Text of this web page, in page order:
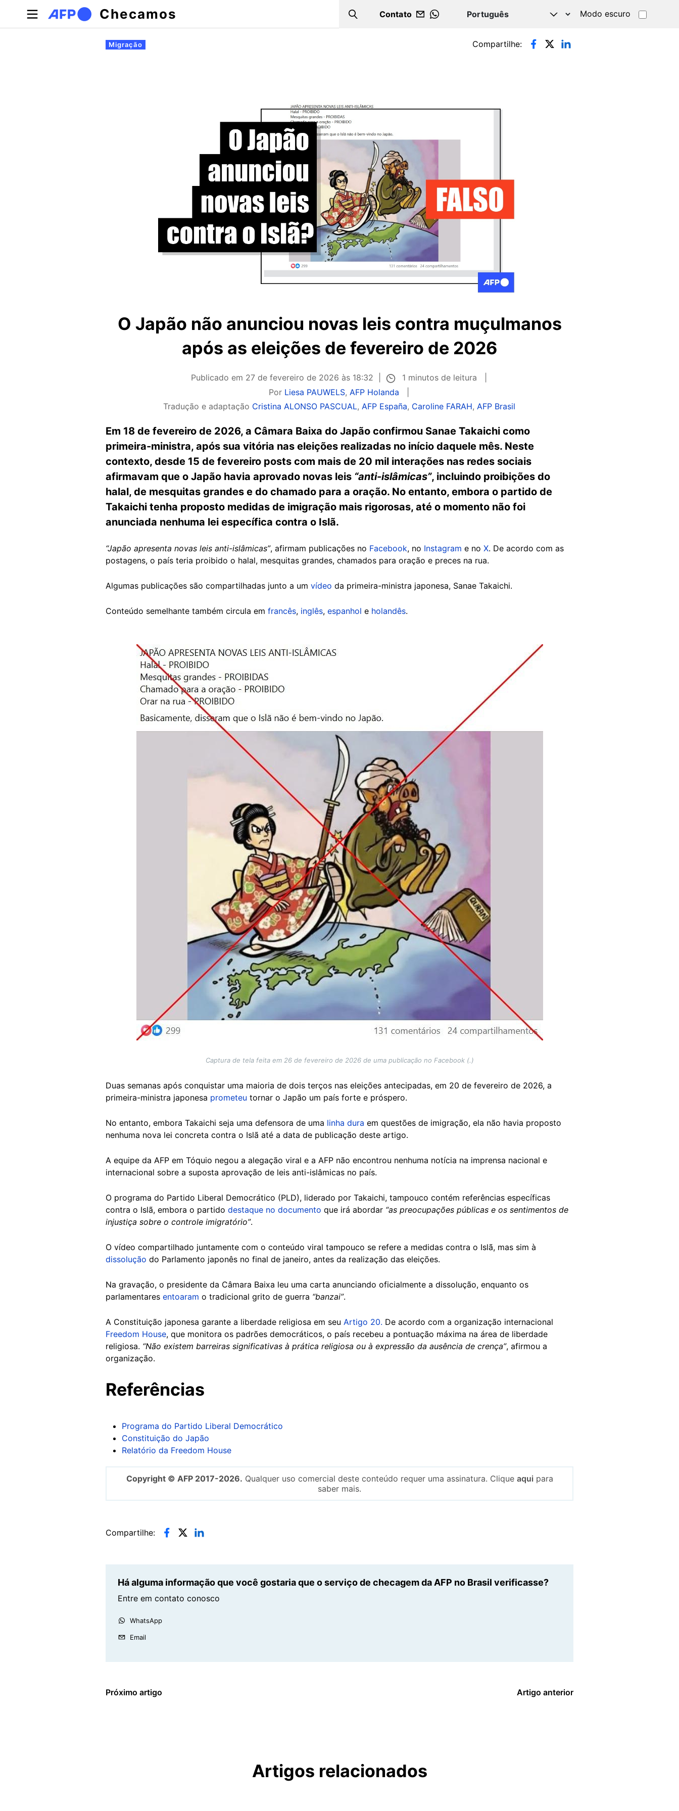
Pular para o conteúdo principal
Checamos Search
Contato
WHATSAPP
Modo escuro
Abas primárias
Migração Compartilhe:
O Japão não anunciou novas leis contra muçulmanos
após as eleições de fevereiro de 2026
Publicado em 27 de fevereiro de 2026 às 18:32
1 minutos de leitura
Por Liesa PAUWELS, AFP Holanda
Tradução e adaptação Cristina ALONSO PASCUAL, AFP España, Caroline FARAH, AFP Brasil
Em 18 de fevereiro de 2026, a Câmara Baixa do Japão confirmou Sanae Takaichi como
primeira-ministra, após sua vitória nas eleições realizadas no início daquele mês. Neste
contexto, desde 15 de fevereiro posts com mais de 20 mil interações nas redes sociais
afirmavam que o Japão havia aprovado novas leis “anti-islâmicas”, incluindo proibições do
halal, de mesquitas grandes e do chamado para a oração. No entanto, embora o partido de
Takaichi tenha proposto medidas de imigração mais rigorosas, até o momento não foi
anunciada nenhuma lei específica contra o Islã.
“Japão apresenta novas leis anti-islâmicas”, afirmam publicações no Facebook, no Instagram e no X. De acordo com as
postagens, o país teria proibido o halal, mesquitas grandes, chamados para oração e preces na rua.
Algumas publicações são compartilhadas junto a um vídeo da primeira-ministra japonesa, Sanae Takaichi.
Conteúdo semelhante também circula em francês, inglês, espanhol e holandês.
Captura de tela feita em 26 de fevereiro de 2026 de uma publicação no Facebook (.)
Duas semanas após conquistar uma maioria de dois terços nas eleições antecipadas, em 20 de fevereiro de 2026, a
primeira-ministra japonesa prometeu tornar o Japão um país forte e próspero.
No entanto, embora Takaichi seja uma defensora de uma linha dura em questões de imigração, ela não havia proposto
nenhuma nova lei concreta contra o Islã até a data de publicação deste artigo.
A equipe da AFP em Tóquio negou a alegação viral e a AFP não encontrou nenhuma notícia na imprensa nacional e
internacional sobre a suposta aprovação de leis anti-islâmicas no país.
O programa do Partido Liberal Democrático (PLD), liderado por Takaichi, tampouco contém referências específicas
contra o Islã, embora o partido destaque no documento que irá abordar “as preocupações públicas e os sentimentos de
injustiça sobre o controle imigratório”.
O vídeo compartilhado juntamente com o conteúdo viral tampouco se refere a medidas contra o Islã, mas sim à
dissolução do Parlamento japonês no final de janeiro, antes da realização das eleições.
Na gravação, o presidente da Câmara Baixa leu uma carta anunciando oficialmente a dissolução, enquanto os
parlamentares entoaram o tradicional grito de guerra “banzai”.
A Constituição japonesa garante a liberdade religiosa em seu Artigo 20. De acordo com a organização internacional
Freedom House, que monitora os padrões democráticos, o país recebeu a pontuação máxima na área de liberdade
religiosa. “Não existem barreiras significativas à prática religiosa ou à expressão da ausência de crença”, afirmou a
organização.
Referências
Programa do Partido Liberal Democrático
Constituição do Japão
Relatório da Freedom House
Copyright © AFP 2017-2026. Qualquer uso comercial deste conteúdo requer uma assinatura. Clique aqui para
saber mais.
Compartilhe:
Há alguma informação que você gostaria que o serviço de checagem da AFP no Brasil verificasse?
Entre em contato conosco
WhatsApp
Email
Próximo artigo Artigo anterior
Artigos relacionados